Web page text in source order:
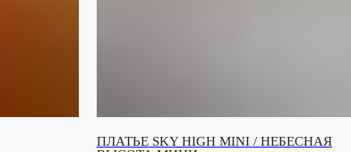
ПЛАТЬЕ SKY HIGH MINI / НЕБЕСНАЯ